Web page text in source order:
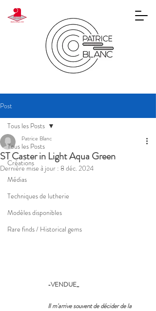
Post
Tous les Posts
Créations
Médias
Techniques de lutherie
Modèles disponibles
Rare finds / Historical gems
Tous les Posts
ST Caster in Light Aqua Green
Patrice Blanc
Dernière mise à jour : 8 déc. 2024
-VENDUE_